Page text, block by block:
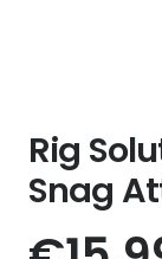
Rig
Snag